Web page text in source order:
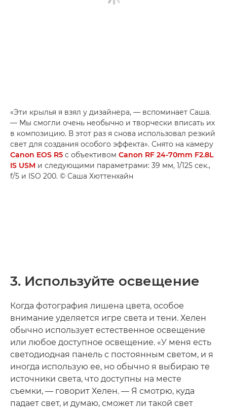
«Эти крылья я взял у дизайнера, — вспоминает Саша.
— Мы смогли очень необычно и творчески вписать их
в композицию. В этот раз я снова использовал резкий
свет для создания особого эффекта». Снято на камеру
Canon EOS R5 с объективом Canon RF 24-70mm F2.8L
IS USM и следующими параметрами: 39 мм, 1/125 сек.,
f/5 и ISO 200. © Саша Хюттенхайн
3. Используйте освещение
Когда фотография лишена цвета, особое
внимание уделяется игре света и тени. Хелен
обычно использует естественное освещение
или любое доступное освещение. «У меня есть
светодиодная панель с постоянным светом, и я
иногда использую ее, но обычно я выбираю те
источники света, что доступны на месте
съемки, — говорит Хелен. — Я смотрю, куда
падает свет, и думаю, сможет ли такой свет